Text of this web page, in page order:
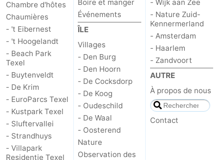
Duinen
aan
Zee
Bergen
-
Alkmaar
Egmond
aan
Zee
Noordhollands
duinreservaat
Wijk
aan
Zee
Nature
Zuid-
Kennermerland
-
Amsterdam
-
Haarlem
-
Chambre d'hôtes
Chaumières
- 't Eibernest
- 't Hoogelandt
- Beach Park
Texel
- Buytenveldt
- De Krim
- EuroParcs Texel
- Kustpark Texel
- Sluftervallei
- Strandhuys
- Villapark
Residentie Texel
Boire et manger
Événements
ÎLE
Villages
- Den Burg
- Den Hoorn
- De Cocksdorp
- De Koog
- Oudeschild
- De Waal
- Oosterend
Nature
Observation des
- Wijk aan Zee
- Nature Zuid-
Kennermerland
- Amsterdam
- Haarlem
- Zandvoort
AUTRE
À propos de nous
Contact